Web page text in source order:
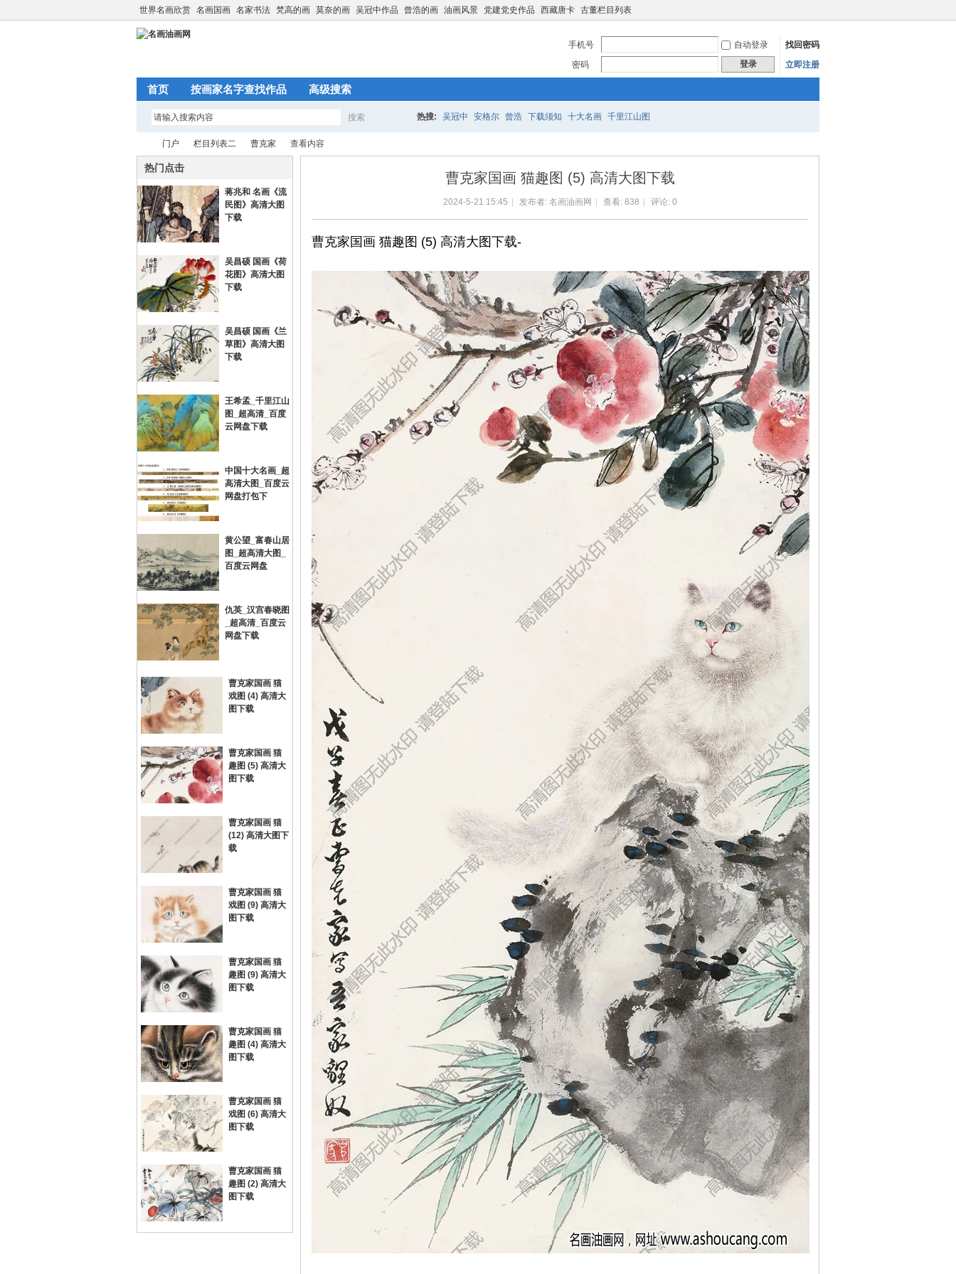
世界名画欣赏 名画国画 名家书法 梵高的画 莫奈的画 吴冠中作品 曾浩的画 油画风景 党建党史作品 西藏唐卡 古董栏目列表
手机号 自动登录
找回密码
密码
登录 立即注册
首页 按画家名字查找作品 高级搜索
搜索 热搜: 吴冠中 安格尔 曾浩 下载须知 十大名画 千里江山图
名
画
油
网
›
门户
›
栏目列表二
›
曹克家
›
查看内容
曹克家国画 猫趣图 (5) 高清大图下载
2024-5-21 15:45 发布者: 名画油画网 查看: 838 评论: 0
曹克家国画 猫趣图 (5) 高清大图下载-
热门点击
蒋兆和 名画《流
民图》高清大图
下载
吴昌硕 国画《荷
花图》高清大图
下载
吴昌硕 国画《兰
草图》高清大图
下载
王希孟_千里江山
图_超高清_百度
云网盘下载
中国十大名画_超
高清大图_百度云
网盘打包下
黄公望_富春山居
图_超高清大图_
百度云网盘
仇英_汉宫春晓图
_超高清_百度云
网盘下载
曹克家国画 猫
戏图 (4) 高清大
图下载
曹克家国画 猫
趣图 (5) 高清大
图下载
曹克家国画 猫
(12) 高清大图下
载
曹克家国画 猫
戏图 (9) 高清大
图下载
曹克家国画 猫
趣图 (9) 高清大
图下载
曹克家国画 猫
趣图 (4) 高清大
图下载
曹克家国画 猫
戏图 (6) 高清大
图下载
曹克家国画 猫
趣图 (2) 高清大
图下载